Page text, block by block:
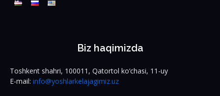
Biz haqimizda
Toshkent shahri, 100011, Qatortol ko‘chasi, 11-uy
E-mail: info@yoshlarkelajagimiz.uz